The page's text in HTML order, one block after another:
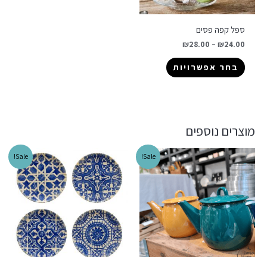
ספל קפה פסים
₪24.00
–
₪28.00
בחר אפשרויות
מוצרים נוספים
Sale!
Sale!